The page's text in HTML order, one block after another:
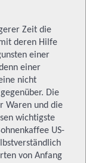
Zeit die
deren Hilfe
einer
einer
nicht
Die
Waren und die
wichtigste
US-
von Anfang